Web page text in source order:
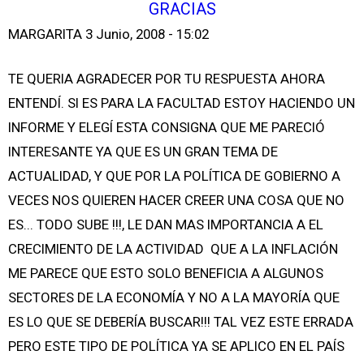
GRACIAS
MARGARITA 3 Junio, 2008 - 15:02
TE QUERIA AGRADECER POR TU RESPUESTA AHORA
ENTENDÍ. SI ES PARA LA FACULTAD ESTOY HACIENDO UN
INFORME Y ELEGÍ ESTA CONSIGNA QUE ME PARECIÓ
INTERESANTE YA QUE ES UN GRAN TEMA DE
ACTUALIDAD, Y QUE POR LA POLÍTICA DE GOBIERNO A
VECES NOS QUIEREN HACER CREER UNA COSA QUE NO
ES... TODO SUBE !!!, LE DAN MAS IMPORTANCIA A EL
CRECIMIENTO DE LA ACTIVIDAD QUE A LA INFLACIÓN
ME PARECE QUE ESTO SOLO BENEFICIA A ALGUNOS
SECTORES DE LA ECONOMÍA Y NO A LA MAYORÍA QUE
ES LO QUE SE DEBERÍA BUSCAR!!! TAL VEZ ESTE ERRADA
PERO ESTE TIPO DE POLÍTICA YA SE APLICO EN EL PAÍS